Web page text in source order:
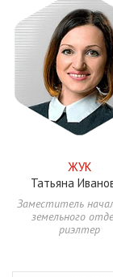
ЖУК
Татьяна
Заместитель
земельного
риэлтер